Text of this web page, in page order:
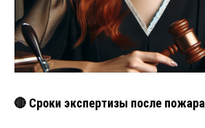
🔴 Сроки экспертизы после пожара